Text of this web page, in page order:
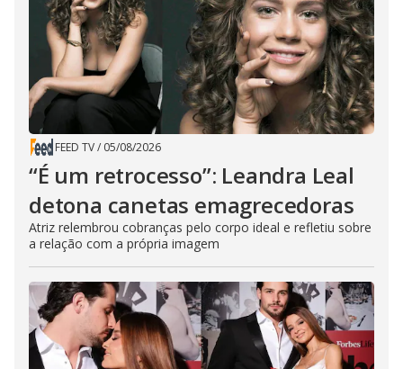
FEED TV/ 05/08/2026
“É um retrocesso”: Leandra Leal
detona canetas emagrecedoras
Atriz relembrou cobranças pelo corpo ideal e refletiu sobre
a relação com a própria imagem